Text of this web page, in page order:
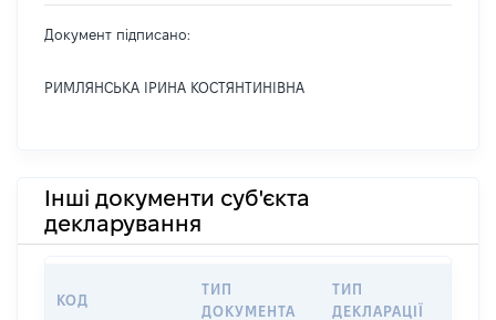
Документ підписано:
РИМЛЯНСЬКА ІРИНА КОСТЯНТИНІВНА
Інші документи суб'єкта
декларування
КОД
ТИП
ДОКУМЕНТА
ТИП
ДЕКЛАРАЦІЇ